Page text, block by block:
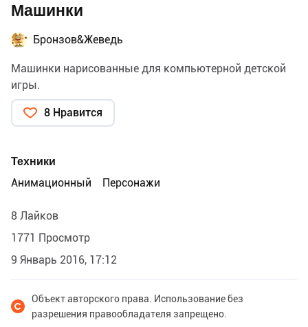
Машинки
Бронзов&Жеведь
Машинки нарисованные для компьютерной детской
игры.
8 Нравится
Техники
Анимационный
Персонажи
8 Лайков
1771 Просмотр
9 Январь 2016, 17:12
Объект авторского права. Использование без
разрешения правообладателя запрещено.